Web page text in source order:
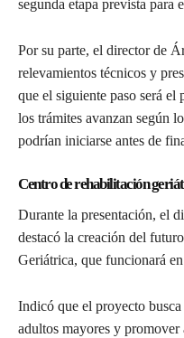
segunda etapa prevista para
Por su parte, el director de
relevamientos técnicos y
que el siguiente paso será
los trámites avanzan según
podrían iniciarse antes de
Centro de rehabilitación
Durante la presentación, el
destacó la creación del
Geriátrica, que funcionará
Indicó que el proyecto
adultos mayores y